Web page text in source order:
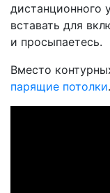
дистанционного
вставать для
и просыпаетесь.
Вместо
парящие потолки.